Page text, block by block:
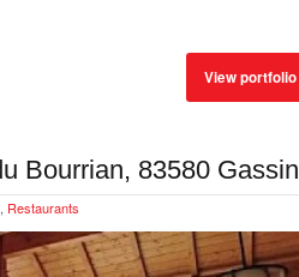
View portfolio
Bourrian, 83580 Gassin
, Restaurants